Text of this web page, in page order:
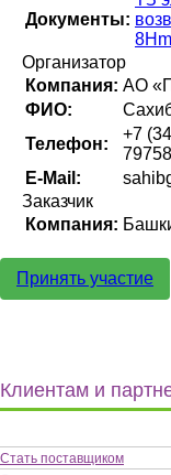
Документы:
Организатор
Компания: АО
ФИО:
Телефон:
+7
E-Mail:
Заказчик
Компания:
Принять участие
Клиентам и
Стать поставщиком